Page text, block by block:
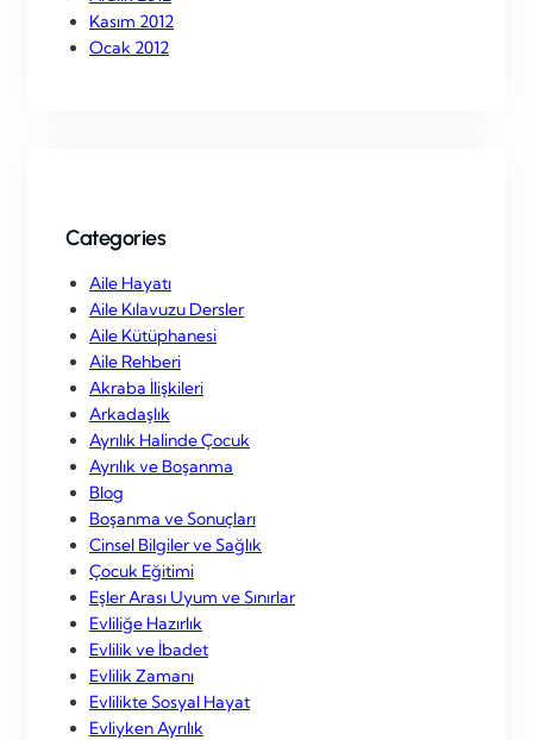
Kasım 2012
Ocak 2012
Categories
Aile Hayatı
Aile Kılavuzu Dersler
Aile Kütüphanesi
Aile Rehberi
Akraba İlişkileri
Arkadaşlık
Ayrılık Halinde Çocuk
Ayrılık ve Boşanma
Blog
Boşanma ve Sonuçları
Cinsel Bilgiler ve Sağlık
Çocuk Eğitimi
Eşler Arası Uyum ve Sınırlar
Evliliğe Hazırlık
Evlilik ve İbadet
Evlilik Zamanı
Evlilikte Sosyal Hayat
Evliyken Ayrılık